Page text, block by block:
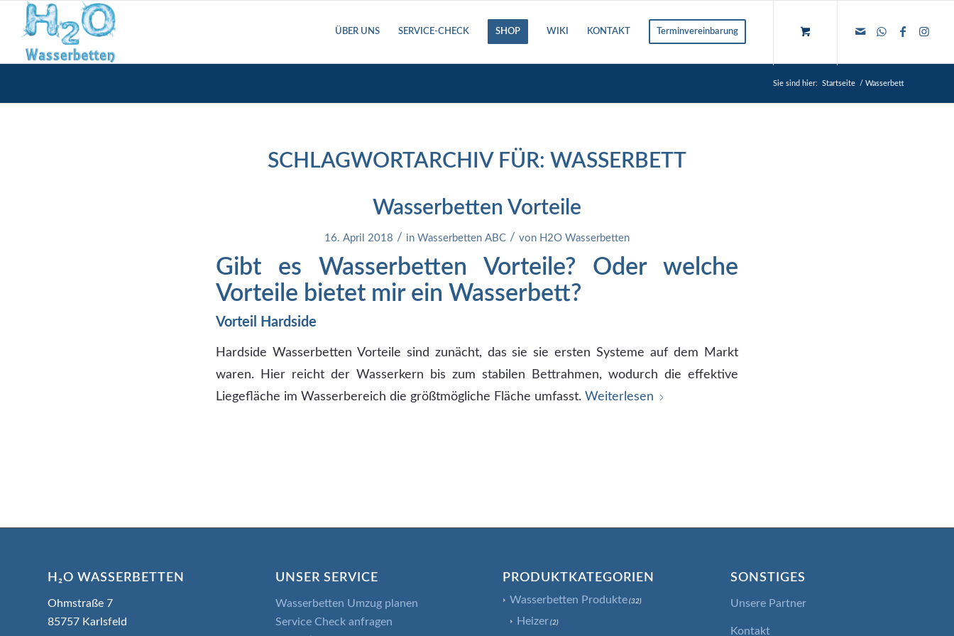
ÜBER UNS SERVICE-CHECK SHOP WIKI KONTAKT Terminvereinbarung
Sie sind hier: Startseite / Wasserbett
SCHLAGWORTARCHIV FÜR: WASSERBETT
Wasserbetten Vorteile
16. April 2018 / in Wasserbetten ABC / von H2O Wasserbetten
Gibt es Wasserbetten Vorteile? Oder welche
Vorteile bietet mir ein Wasserbett?
Vorteil Hardside
Hardside Wasserbetten Vorteile sind zunächt, das sie sie ersten Systeme auf dem Markt
waren. Hier reicht der Wasserkern bis zum stabilen Bettrahmen, wodurch die effektive
Liegefläche im Wasserbereich die größtmögliche Fläche umfasst. Weiterlesen
H₂O WASSERBETTEN
Ohmstraße 7
85757 Karlsfeld
UNSER SERVICE
Wasserbetten Umzug planen
Service Check anfragen
PRODUKTKATEGORIEN
Wasserbetten Produkte (32)
Heizer (2)
SONSTIGES
Unsere Partner
Kontakt